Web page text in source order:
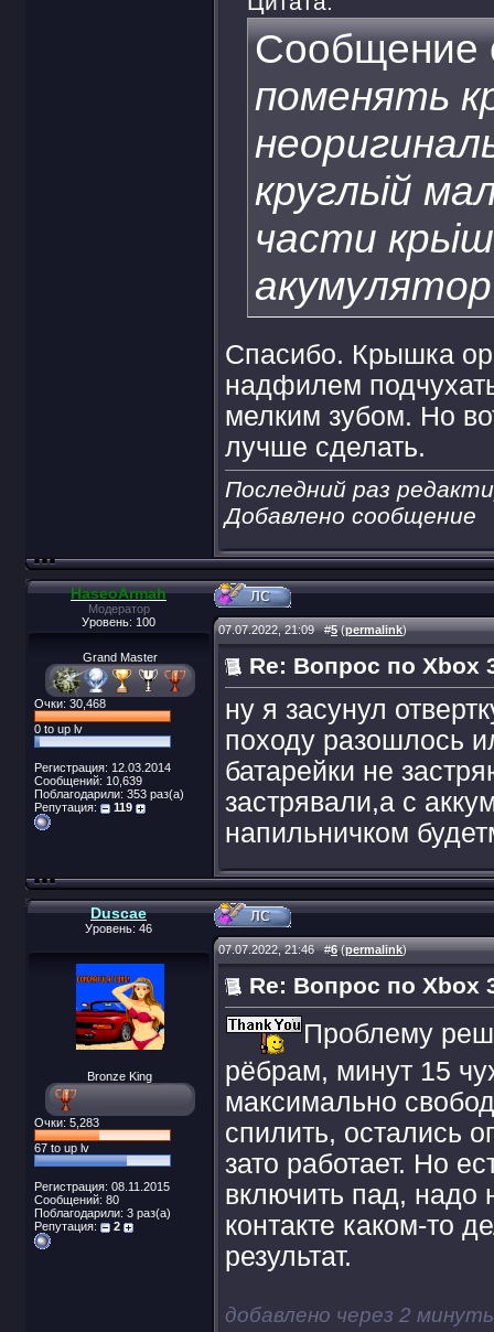
Сообщение
поменять
кругльій
части
Спасибо. Крышка
надфилем
мелким зубом. Но
лучше сделать.
Последний раз
Добавлено сообщение
HaseoArmah
Модератор
Уровень: 100
Grand Master
Очки: 30,468
0 to up lv
Регистрация: 12.03.2014
Сообщений: 10,639
Поблагодарили: 353 раз(а)
Репутация:
119
07.07.2022, 21:09#5(permalink)
Re: Вопрос по Xbox
ну я засунул
походу разошлось
батарейки не
застрявали,а с
напильничком
Duscae
Уровень: 46
Bronze King
Очки: 5,283
67 to up lv
Регистрация: 08.11.2015
Сообщений: 80
Поблагодарили: 3 раз(а)
Репутация:
2
07.07.2022, 21:46#6(permalink)
Re: Вопрос по Xbox
Проблему
рёбрам, минут 15
максимально
спилить, остались
зато работает. Но
включить пад, надо
контакте каком-то
результат.
добавлено через 2